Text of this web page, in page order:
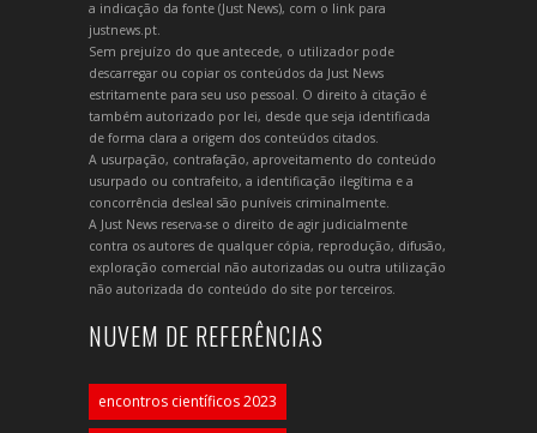
a indicação da fonte (Just News), com o link para
justnews.pt.
Sem prejuízo do que antecede, o utilizador pode
descarregar ou copiar os conteúdos da Just News
estritamente para seu uso pessoal. O direito à citação é
também autorizado por lei, desde que seja identificada
de forma clara a origem dos conteúdos citados.
A usurpação, contrafação, aproveitamento do conteúdo
usurpado ou contrafeito, a identificação ilegítima e a
concorrência desleal são puníveis criminalmente.
A Just News reserva-se o direito de agir judicialmente
contra os autores de qualquer cópia, reprodução, difusão,
exploração comercial não autorizadas ou outra utilização
não autorizada do conteúdo do site por terceiros.
NUVEM DE REFERÊNCIAS
encontros científicos 2023